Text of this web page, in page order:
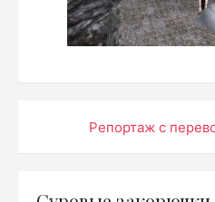
Навигация
записям
Репортаж с